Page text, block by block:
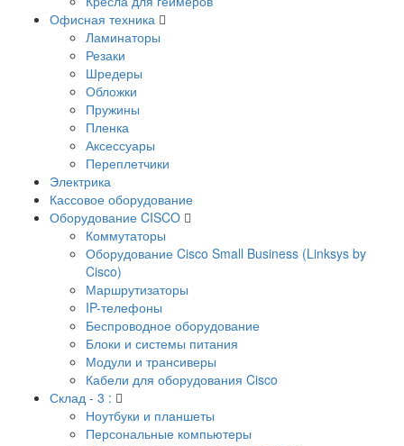
Офисная техника
Ламинаторы
Резаки
Шредеры
Обложки
Пружины
Пленка
Аксессуары
Переплетчики
Электрика
Кассовое оборудование
Оборудование CISCO
Коммутаторы
Оборудование Cisco Small Business (Linksys by
Cisco)
Маршрутизаторы
IP-телефоны
Беспроводное оборудование
Блоки и системы питания
Модули и трансиверы
Кабели для оборудования Cisco
Склад - 3 :
Ноутбуки и планшеты
Персональные компьютеры